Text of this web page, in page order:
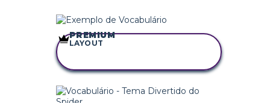
PREMIUM
LAYOUT